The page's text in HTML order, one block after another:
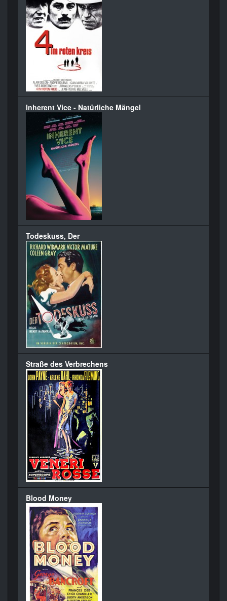
Inherent Vice - Natürliche Mängel
Todeskuss, Der
Straße des Verbrechens
Blood Money